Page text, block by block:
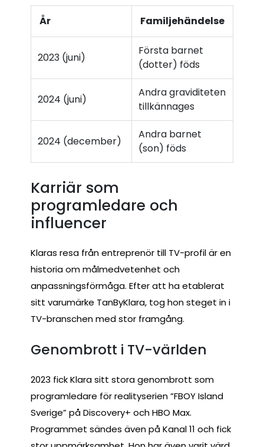
År Familjehändelse
2023 (juni)
Första barnet
(dotter) föds
2024 (juni)
Andra graviditeten
tillkännages
2024 (december)
Andra barnet
(son) föds
Karriär som
programledare och
influencer
Klaras resa från entreprenör till TV-profil är en
historia om målmedvetenhet och
anpassningsförmåga. Efter att ha etablerat
sitt varumärke TanByKlara, tog hon steget in i
TV-branschen med stor framgång.
Genombrott i TV-världen
2023 fick Klara sitt stora genombrott som
programledare för realityserien ”FBOY Island
Sverige” på Discovery+ och HBO Max.
Programmet sändes även på Kanal 11 och fick